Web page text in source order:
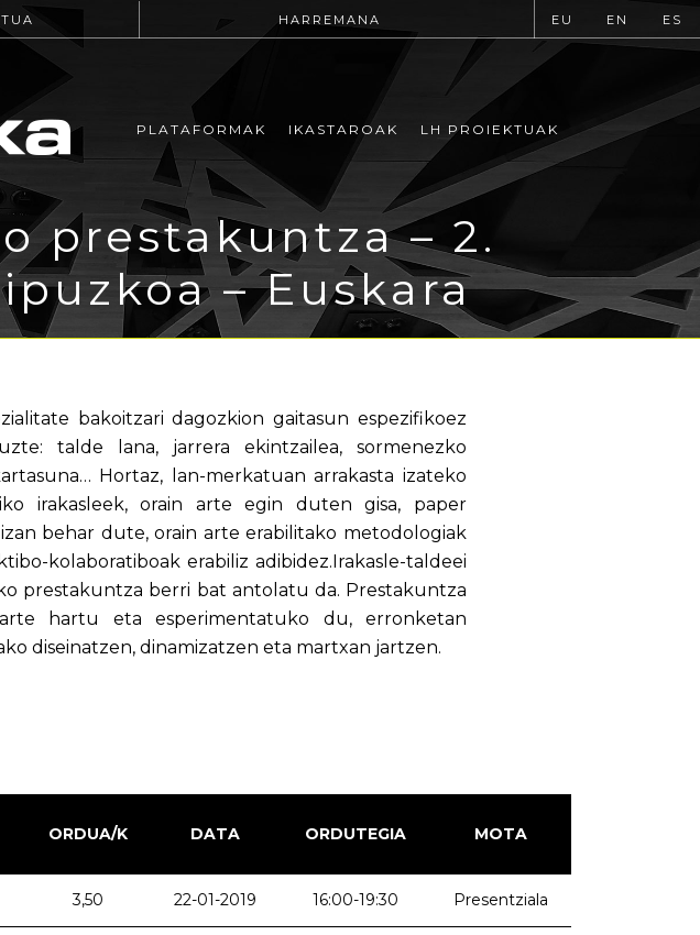
HARREMANA EU EN ES
PLATAFORMAK IKASTAROAK LH PROIEKTUAK
prestakuntza – 2.
– Euskara
bakoitzari dagozkion gaitasun espezifikoez
talde lana, jarrera ekintzailea, sormenezko
Hortaz, lan-merkatuan arrakasta izateko
irakasleek, orain arte egin duten gisa, paper
behar dute, orain arte erabilitako metodologiak
kolaboratiboak erabiliz adibidez.Irakasle-taldeei
prestakuntza berri bat antolatu da. Prestakuntza
hartu eta esperimentatuko du, erronketan
diseinatzen, dinamizatzen eta martxan jartzen.
ORDUA/K DATA ORDUTEGIA MOTA
3,50 22-01-2019 16:00-19:30 Presentziala